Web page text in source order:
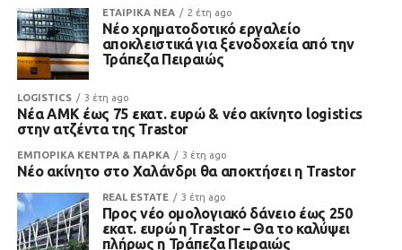
ΕΤΑΙΡΙΚΑ ΝΕΑ 2 έτη ago
Νέο χρηματοδοτικό εργαλείο
αποκλειστικά για ξενοδοχεία από την
Τράπεζα Πειραιώς
LOGISTICS 3 έτη ago
Νέα ΑΜΚ έως 75 εκατ. ευρώ & νέο ακίνητο logistics
στην ατζέντα της Trastor
ΕΜΠΟΡΙΚΑ ΚΕΝΤΡΑ & ΠΑΡΚΑ 3 έτη ago
Νέο ακίνητο στο Χαλάνδρι θα αποκτήσει η Trastor
REAL ESTATE 3 έτη ago
Προς νέο ομολογιακό δάνειο έως 250
εκατ. ευρώ η Trastor – Θα το καλύψει
πλήρως η Τράπεζα Πειραιώς